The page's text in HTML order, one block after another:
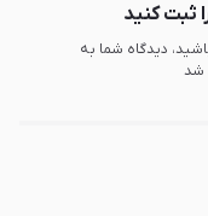
ثبت کنید
دیدگاه شما به
شد